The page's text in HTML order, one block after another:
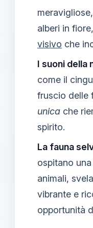
alberi in
visivo che
I suoni della
come il
fruscio delle
unica che
spirito.
La fauna
ospitano
animali,
vibrante e
opportunità